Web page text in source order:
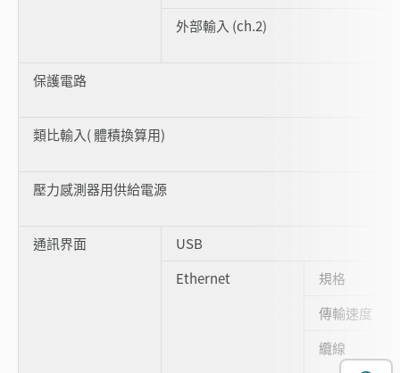
外部輸入 (ch.2)
保護電路
類比輸入( 體積換算用)
壓力感測器用供給電源
通訊界面
USB
Ethernet
規格
傳輸速度
纜線